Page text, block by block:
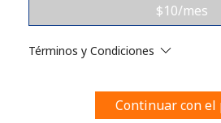
estosTérminos y condiciones.
Únete
$10/mes
Términos y Condiciones
Continuar con el